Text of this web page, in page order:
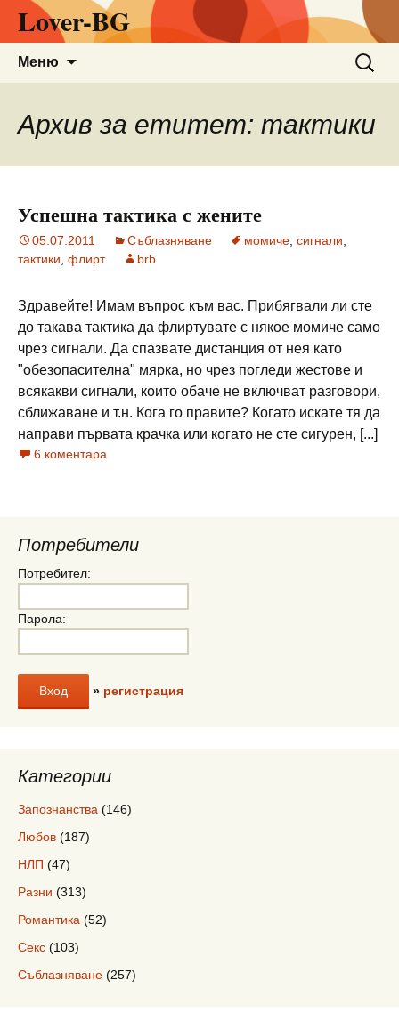
Lover-BG
Меню
за:
Архив за етитет: тактики
Успешна тактика с жените
05.07.2011 Съблазняване момиче сигнали
тактики флирт brb
Здравейте! Имам въпрос към вас. Прибягвали ли сте
до такава тактика да флиртувате с някое момиче само
чрез сигнали. Да спазвате дистанция от нея като
"обезопасителна" мярка, но чрез погледи жестове и
всякакви сигнали, които обаче не включват разговори,
сближаване и т.н. Кога го правите? Когато искате тя да
направи първата крачка или когато не сте сигурен, [...]
6 коментара
Потребители
Потребител:
Парола:
» регистрация
Категории
Запознанства (146)
Любов (187)
НЛП (47)
Разни (313)
Романтика (52)
Секс (103)
Съблазняване (257)